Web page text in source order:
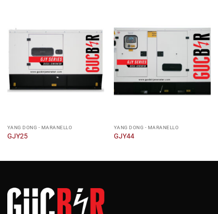
YANG DONG - MARANELLO
GJY25
YANG DONG - MARANELLO
GJY44